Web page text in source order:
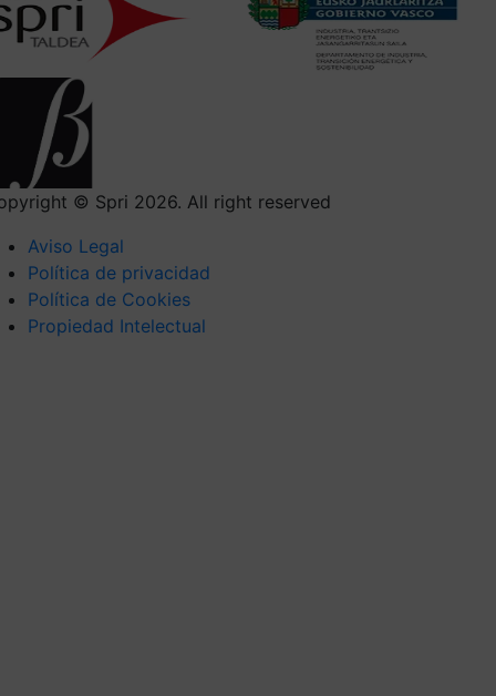
© Spri 2026. All right reserved
Aviso Legal
Política de privacidad
Política de Cookies
Propiedad Intelectual